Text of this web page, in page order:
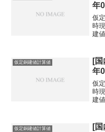
年
仮
時
建
民
仮定銅建値計算値
[
年
仮
時
建
民
仮定銅建値計算値
[